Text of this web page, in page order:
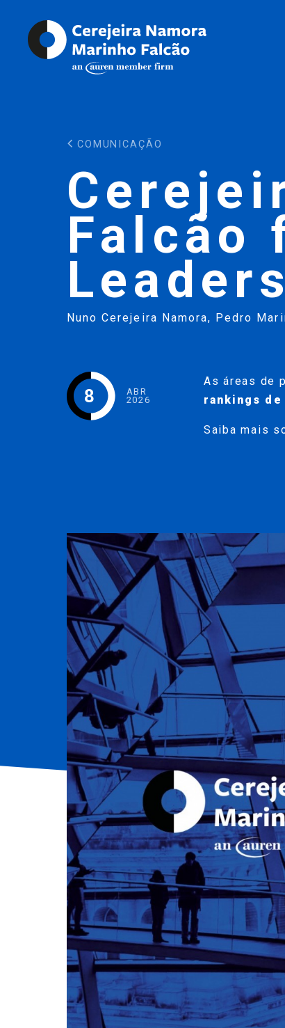
COMUNICAÇÃO
Falcão
Nuno Cerejeira Namora, Pedro
8
ABR
2026
As áreas de
rankings de
Saiba mais